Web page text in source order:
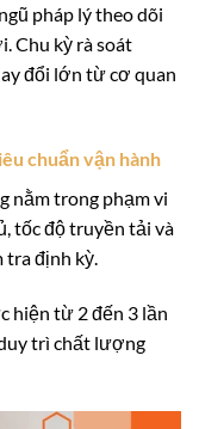
pháp lý theo dõi
Chu kỳ rà soát
đổi lớn từ cơ quan
chuẩn vận hành
nằm trong phạm vi
tốc độ truyền tải và
định kỳ.
hiện từ 2 đến 3 lần
trì chất lượng